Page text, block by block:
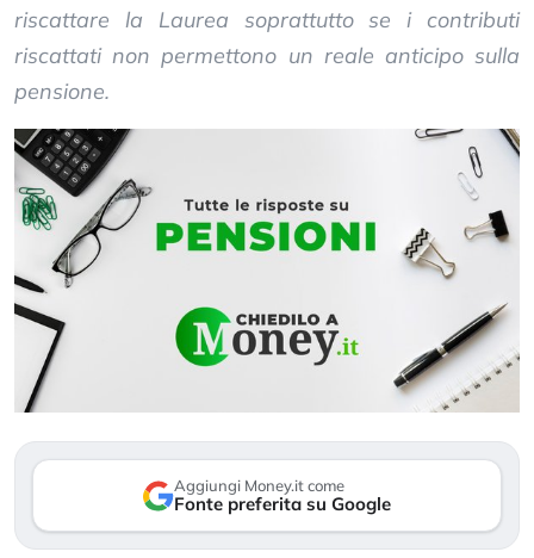
riscattare la Laurea soprattutto se i contributi
riscattati non permettono un reale anticipo sulla
pensione.
Aggiungi Money.it come
Fonte preferita su Google